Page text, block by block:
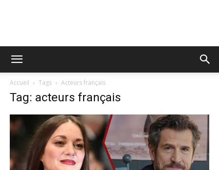
Accueil Tags Acteurs français
Tag: acteurs français